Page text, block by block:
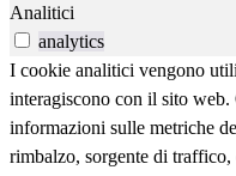
Analitici
analytics
I cookie analitici vengono
interagiscono con il sito
informazioni sulle metriche
rimbalzo, sorgente di traffico,